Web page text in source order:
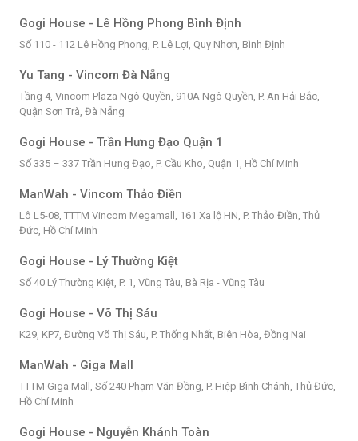
Gogi House - Lê Hồng Phong Bình Định
Số 110 - 112 Lê Hồng Phong, P. Lê Lợi, Quy Nhơn, Bình Định
Yu Tang - Vincom Đà Nẵng
Tầng 4, Vincom Plaza Ngô Quyền, 910A Ngô Quyền, P. An Hải Bắc,
Quận Sơn Trà, Đà Nẵng
Gogi House - Trần Hưng Đạo Quận 1
Số 335 – 337 Trần Hưng Đạo, P. Cầu Kho, Quận 1, Hồ Chí Minh
ManWah - Vincom Thảo Điền
Lô L5-08, TTTM Vincom Megamall, 161 Xa lộ HN, P. Thảo Điền, Thủ
Đức, Hồ Chí Minh
Gogi House - Lý Thường Kiệt
Số 40 Lý Thường Kiệt, P. 1, Vũng Tàu, Bà Rịa - Vũng Tàu
Gogi House - Võ Thị Sáu
K29, KP7, Đường Võ Thị Sáu, P. Thống Nhất, Biên Hòa, Đồng Nai
ManWah - Giga Mall
TTTM Giga Mall, Số 240 Phạm Văn Đồng, P. Hiệp Bình Chánh, Thủ Đức,
Hồ Chí Minh
Gogi House - Nguyễn Khánh Toàn